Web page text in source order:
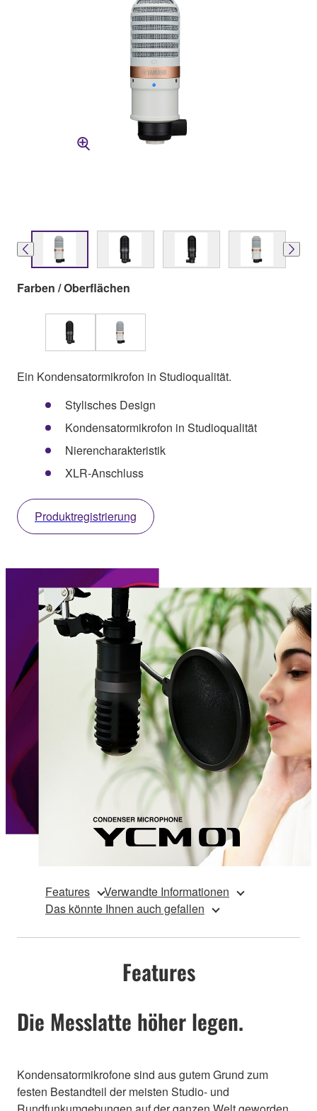
Farben / Oberflächen
Ein Kondensatormikrofon in Studioqualität.
Stylisches Design
Kondensatormikrofon in Studioqualität
Nierencharakteristik
XLR-Anschluss
Produktregistrierung
Features
Verwandte Informationen
Das könnte Ihnen auch gefallen
Features
Die Messlatte höher legen.
Kondensatormikrofone sind aus gutem Grund zum
festen Bestandteil der meisten Studio- und